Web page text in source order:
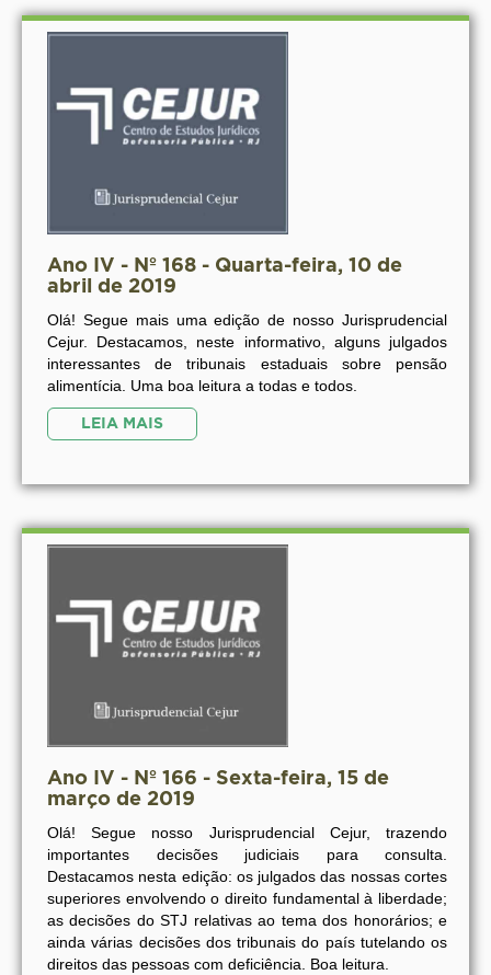
Ano IV - Nº 168 - Quarta-feira, 10 de
abril de 2019
Olá! Segue mais uma edição de nosso Jurisprudencial
Cejur. Destacamos, neste informativo, alguns julgados
interessantes de tribunais estaduais sobre pensão
alimentícia. Uma boa leitura a todas e todos.
LEIA MAIS
Ano IV - Nº 166 - Sexta-feira, 15 de
março de 2019
Olá! Segue nosso Jurisprudencial Cejur, trazendo
importantes decisões judiciais para consulta.
Destacamos nesta edição: os julgados das nossas cortes
superiores envolvendo o direito fundamental à liberdade;
as decisões do STJ relativas ao tema dos honorários; e
ainda várias decisões dos tribunais do país tutelando os
direitos das pessoas com deficiência. Boa leitura.